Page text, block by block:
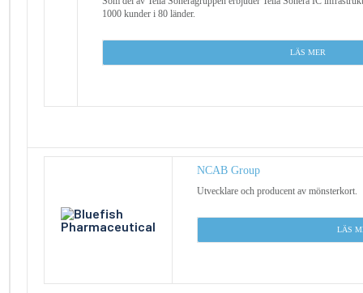
1000 kunder i 80 länder.
LÄS MER
NCAB Group
Utvecklare och producent av mönsterkort.
LÄS